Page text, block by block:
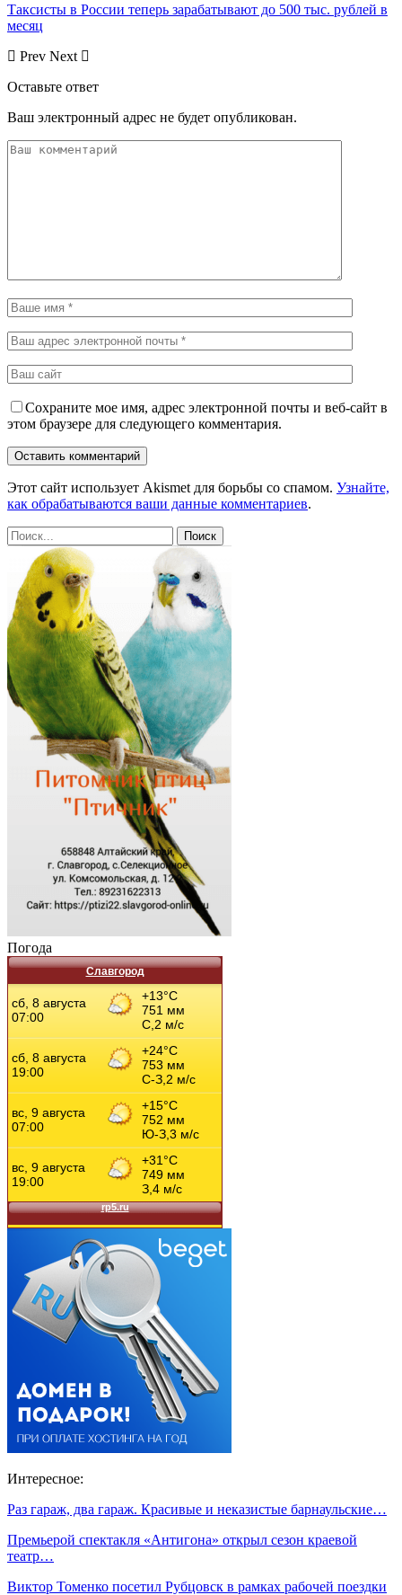
Таксисты в России теперь зарабатывают до 500 тыс. рублей в
месяц
Prev Next
Оставьте ответ
Ваш электронный адрес не будет опубликован.
Сохраните мое имя, адрес электронной почты и веб-сайт в
этом браузере для следующего комментария.
Этот сайт использует Akismet для борьбы со спамом. Узнайте,
как обрабатываются ваши данные комментариев.
Погода
Славгород
Интересное:
Раз гараж, два гараж. Красивые и неказистые барнаульские…
Премьерой спектакля «Антигона» открыл сезон краевой
театр…
Виктор Томенко посетил Рубцовск в рамках рабочей поездки